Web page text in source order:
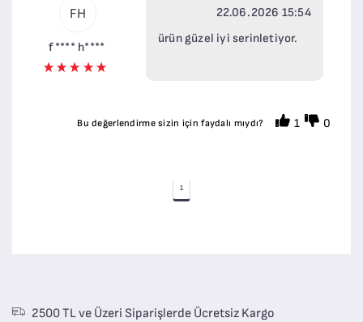
FH
f**** h****
22.06.2026 15:54
ürün güzel iyi serinletiyor.
Bu değerlendirme sizin için faydalı mıydı? 1 0
1
2500 TL ve Üzeri Siparişlerde Ücretsiz Kargo